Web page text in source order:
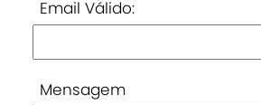
Email Válido:
Mensagem